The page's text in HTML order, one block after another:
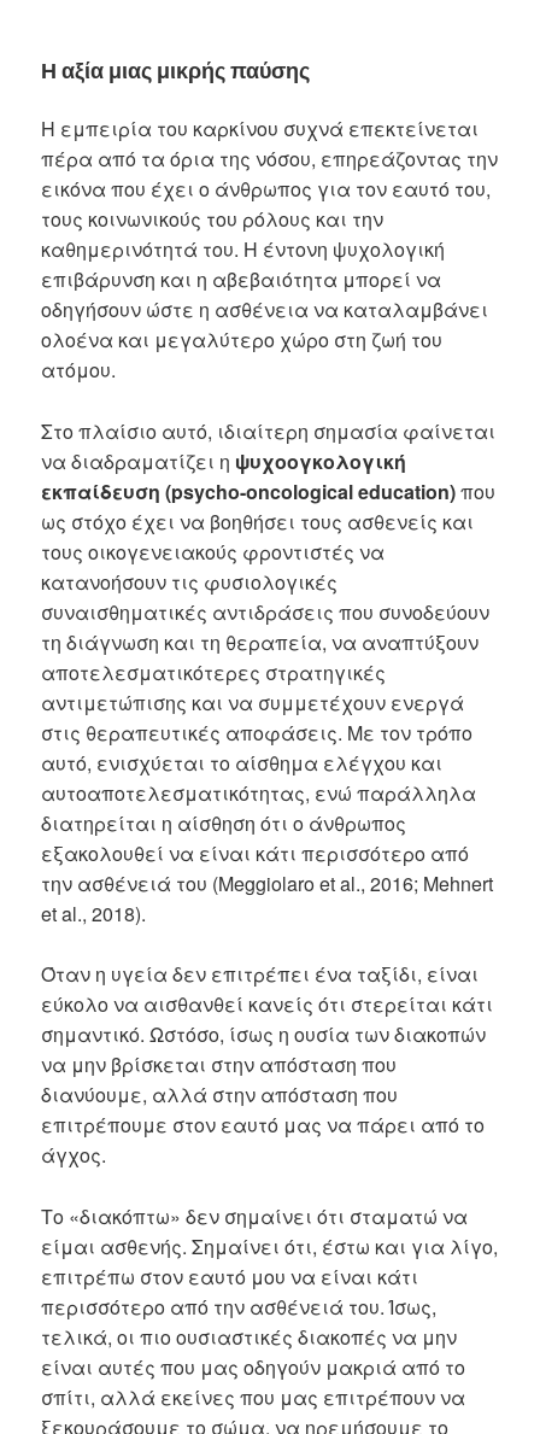
Η αξία μιας μικρής παύσης
Η εμπειρία του καρκίνου συχνά επεκτείνεται
πέρα από τα όρια της νόσου, επηρεάζοντας την
εικόνα που έχει ο άνθρωπος για τον εαυτό του,
τους κοινωνικούς του ρόλους και την
καθημερινότητά του. Η έντονη ψυχολογική
επιβάρυνση και η αβεβαιότητα μπορεί να
οδηγήσουν ώστε η ασθένεια να καταλαμβάνει
ολοένα και μεγαλύτερο χώρο στη ζωή του
ατόμου.
Στο πλαίσιο αυτό, ιδιαίτερη σημασία φαίνεται
να διαδραματίζει η ψυχοογκολογική
εκπαίδευση(psycho-oncological education)που
ως στόχο έχει να βοηθήσει τους ασθενείς και
τους οικογενειακούς φροντιστές να
κατανοήσουν τις φυσιολογικές
συναισθηματικές αντιδράσεις που συνοδεύουν
τη διάγνωση και τη θεραπεία, να αναπτύξουν
αποτελεσματικότερες στρατηγικές
αντιμετώπισης και να συμμετέχουν ενεργά
στις θεραπευτικές αποφάσεις. Με τον τρόπο
αυτό, ενισχύεται το αίσθημα ελέγχου και
αυτοαποτελεσματικότητας, ενώ παράλληλα
διατηρείται η αίσθηση ότι ο άνθρωπος
εξακολουθεί να είναι κάτι περισσότερο από
την ασθένειά του (Meggiolaro et al., 2016; Mehnert
et al., 2018).
Όταν η υγεία δεν επιτρέπει ένα ταξίδι, είναι
εύκολο να αισθανθεί κανείς ότι στερείται κάτι
σημαντικό. Ωστόσο, ίσως η ουσία των διακοπών
να μην βρίσκεται στην απόσταση που
διανύουμε, αλλά στην απόσταση που
επιτρέπουμε στον εαυτό μας να πάρει από το
άγχος.
Το «διακόπτω» δεν σημαίνει ότι σταματώ να
είμαι ασθενής. Σημαίνει ότι, έστω και για λίγο,
επιτρέπω στον εαυτό μου να είναι κάτι
περισσότερο από την ασθένειά του. Ίσως,
τελικά, οι πιο ουσιαστικές διακοπές να μην
είναι αυτές που μας οδηγούν μακριά από το
σπίτι, αλλά εκείνες που μας επιτρέπουν να
ξεκουράσουμε το σώμα, να ηρεμήσουμε το